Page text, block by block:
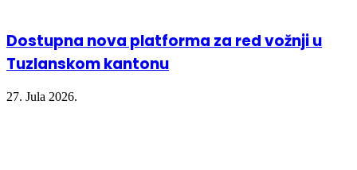
Dostupna nova platforma za red vožnji u
Tuzlanskom kantonu
27. Jula 2026.